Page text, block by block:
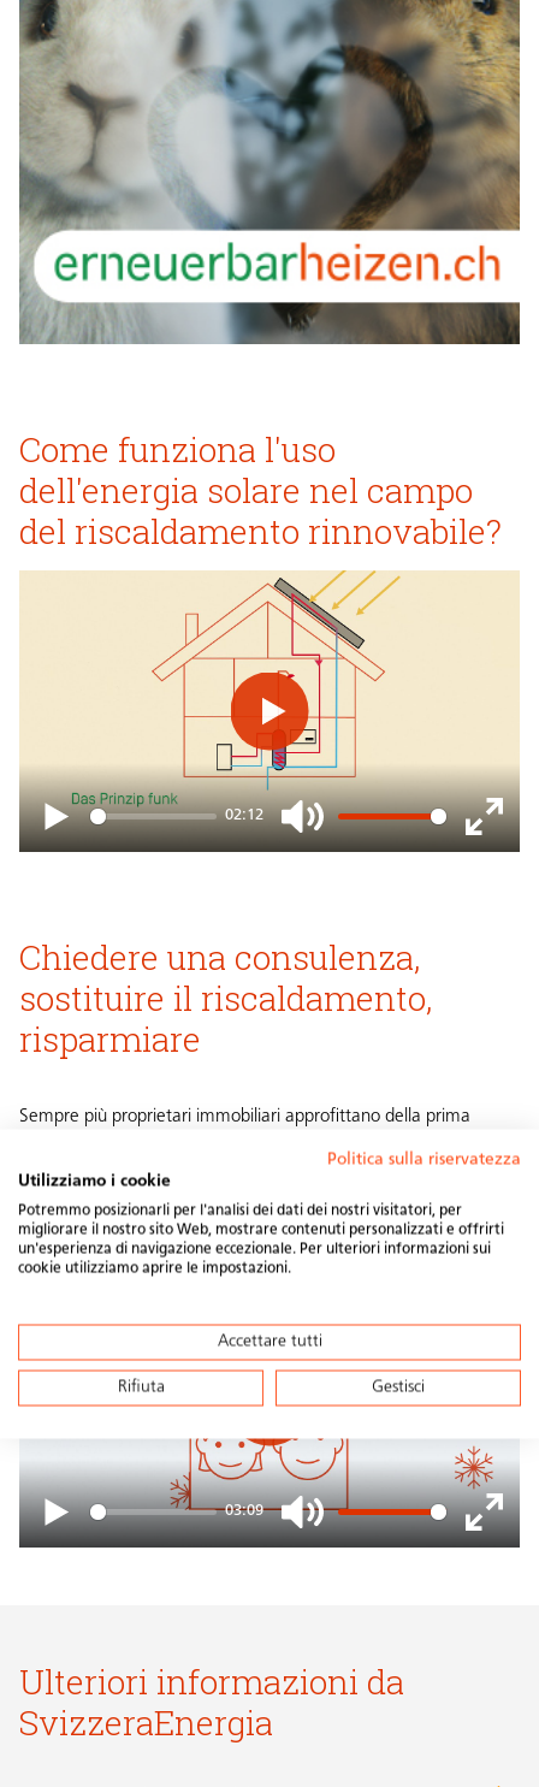
Come funziona l'uso
dell'energia solare nel campo
del riscaldamento rinnovabile?
Play
02:12
Mute
Enter
Play
Chiedere una consulenza,
sostituire il riscaldamento,
risparmiare
Sempre più proprietari immobiliari approfittano della prima
a energie rinnovabili. Fate anche voi come loro!
giusto:
Play
03:09
Mute
Enter
Play
Ulteriori informazioni da
SvizzeraEnergia
Politica sulla riservatezza
Utilizziamo i cookie
Potremmo posizionarli per l'analisi dei dati dei nostri visitatori, per
migliorare il nostro sito Web, mostrare contenuti personalizzati e offrirti
un'esperienza di navigazione eccezionale. Per ulteriori informazioni sui
cookie utilizziamo aprire le impostazioni.
Accettare tutti
Rifiuta Gestisci